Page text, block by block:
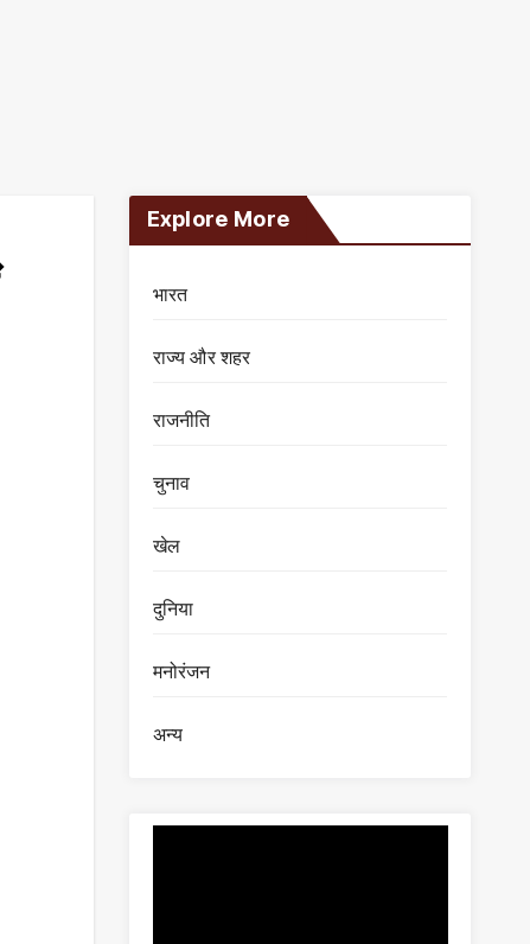
Explore More
भारत
राज्य और शहर
राजनीति
चुनाव
खेल
दुनिया
मनोरंजन
अन्य